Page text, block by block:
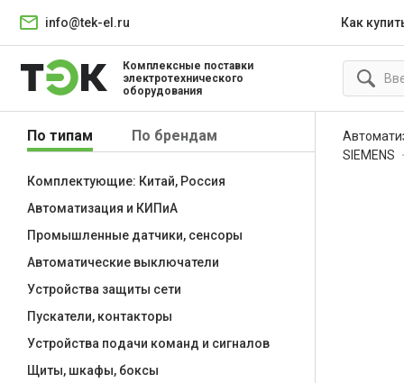
info@tek-el.ru Как
Комплексные поставки
электротехнического
оборудования
SIEMENS
По типам По брендам
Комплектующие: Китай, Россия
Автоматизация и КИПиА
Промышленные датчики, сенсоры
Автоматические выключатели
Устройства защиты сети
Пускатели, контакторы
Устройства подачи команд и сигналов
Щиты, шкафы, боксы